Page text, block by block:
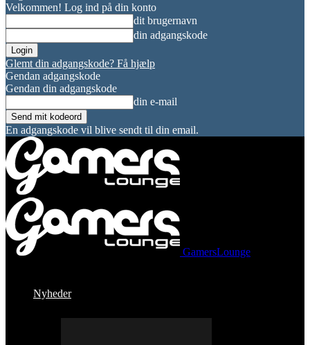
Velkommen! Log ind på din konto
dit brugernavn
din adgangskode
Glemt din adgangskode? Få hjælp
Gendan adgangskode
Gendan din adgangskode
din e-mail
En adgangskode vil blive sendt til din email.
GamersLounge
Nyheder